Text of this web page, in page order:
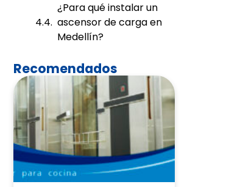
¿Para qué instalar un
ascensor de carga en
Medellín?
Recomendados